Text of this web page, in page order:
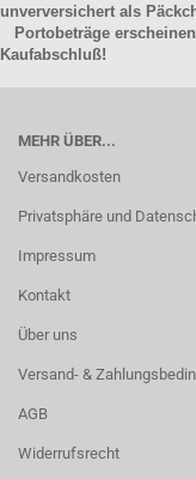
unverversichert als
Portobeträge
Kaufabschluß!
MEHR ÜBER...
Versandkosten
Privatsphäre und
Impressum
Kontakt
Über uns
Versand- &
AGB
Widerrufsrecht